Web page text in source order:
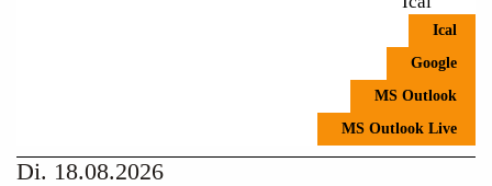
Ical
Google
MS Outlook
MS Outlook Live
Di. 18.08.2026